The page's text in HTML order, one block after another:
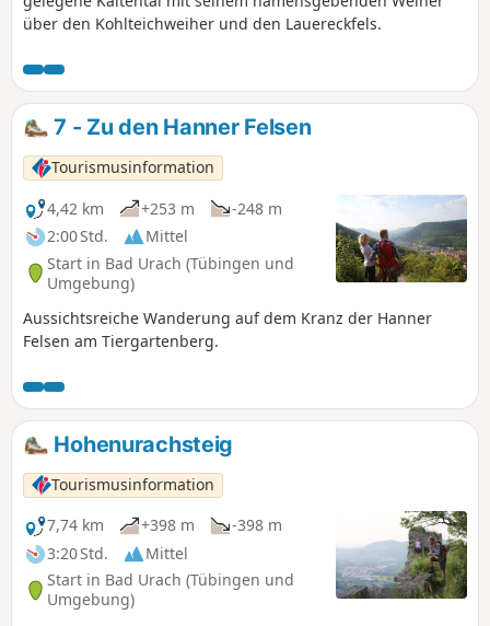
über den Kohlteichweiher und den Lauereckfels.
7 - Zu den Hanner Felsen
Tourismusinformation
4,42 km
+253 m
-248 m
2:00 Std.
Mittel
Start in Bad Urach (Tübingen und
Umgebung)
Aussichtsreiche Wanderung auf dem Kranz der Hanner
Felsen am Tiergartenberg.
Hohenurachsteig
Tourismusinformation
7,74 km
+398 m
-398 m
3:20 Std.
Mittel
Start in Bad Urach (Tübingen und
Umgebung)